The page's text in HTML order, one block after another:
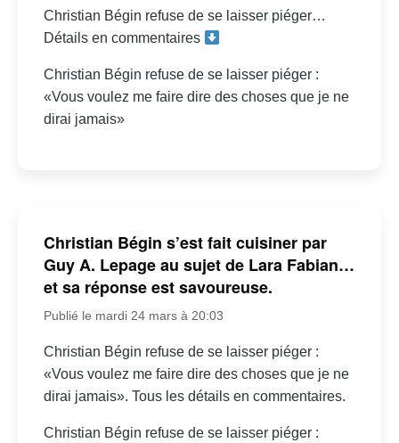
Christian Bégin refuse de se laisser piéger…
Détails en commentaires
Christian Bégin refuse de se laisser piéger :
«Vous voulez me faire dire des choses que je ne
dirai jamais»
Christian Bégin s’est fait cuisiner par
Guy A. Lepage au sujet de Lara Fabian…
et sa réponse est savoureuse.
Publié le mardi 24 mars à 20:03
Christian Bégin refuse de se laisser piéger :
«Vous voulez me faire dire des choses que je ne
dirai jamais». Tous les détails en commentaires.
Christian Bégin refuse de se laisser piéger :